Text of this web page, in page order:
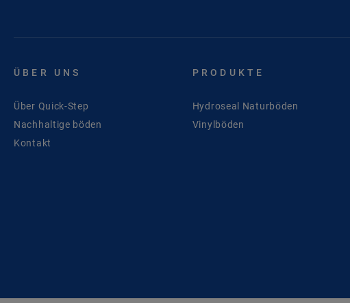
ÜBER UNS
Über Quick-Step
Nachhaltige böden
Kontakt
PRODUKTE
Hydroseal Naturböden
Vinylböden